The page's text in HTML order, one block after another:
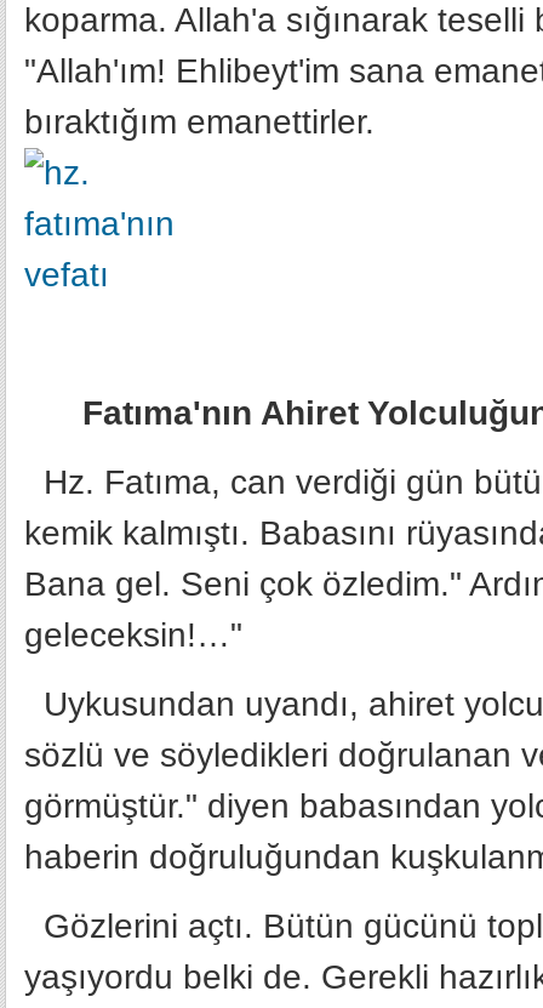
koparma. Allah'a sığınarak
"Allah'ım! Ehlibeyt'im sana
bıraktığım emanettirler.
Fatıma'nın Ahiret
Hz. Fatıma, can verdiği gün
kemik kalmıştı. Babasını
Bana gel. Seni çok özledim."
geleceksin!…"
Uykusundan uyandı, ahiret
sözlü ve söyledikleri doğrulanan
görmüştür." diyen babasından
haberin doğruluğundan
Gözlerini açtı. Bütün gücünü
yaşıyordu belki de. Gerekli